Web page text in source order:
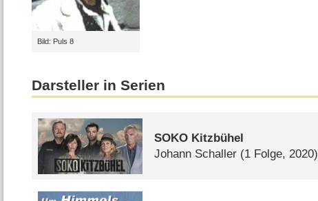
Bild: Puls 8
Darsteller in Serien
SOKO Kitzbühel
Johann Schaller (1 Folge, 2020)